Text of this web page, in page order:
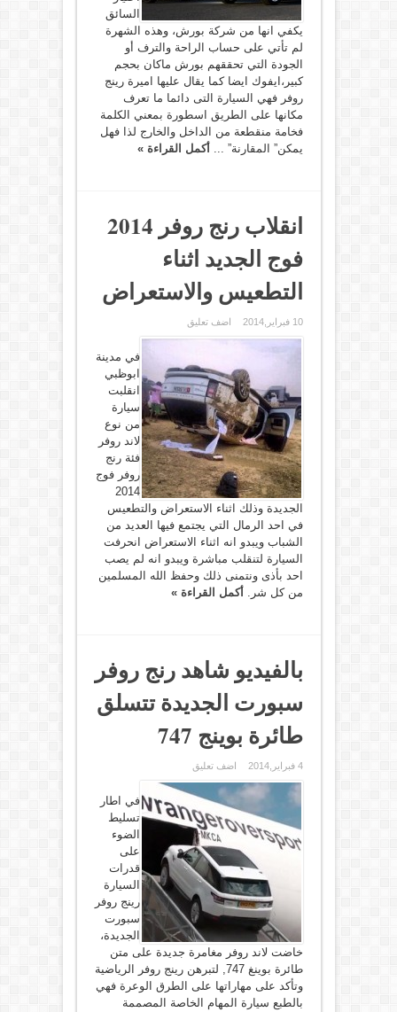
السائق
يكفي انها من شركة بورش، وهذه الشهرة
لم تأتي على حساب الراحة والترف أو
الجودة التي تحققهم بورش ماكان بحجم
كبير،ايفوك ايضا كما يقال عليها اميرة رينج
روفر فهي السيارة التى دائما ما تعرف
مكانها على الطريق اسطورة بمعني الكلمة
فخامة منقطعة من الداخل والخارج لذا فهل
يمكن” المقارنة” ... أكمل القراءة »
انقلاب رنج روفر 2014
فوج الجديد اثناء
التطعيس والاستعراض
10 فبراير,2014 اضف تعليق
في مدينة
ابوظبي
انقلبت
سيارة
من نوع
لاند روفر
فئة رنج
روفر فوج
2014
الجديدة وذلك اثناء الاستعراض والتطعيس
في احد الرمال التي يجتمع فيها العديد من
الشباب ويبدو انه اثناء الاستعراض انحرفت
السيارة لتنقلب مباشرة ويبدو انه لم يصب
احد بأذى ونتمنى ذلك وحفظ الله المسلمين
من كل شر. أكمل القراءة »
بالفيديو شاهد رنج روفر
سبورت الجديدة تتسلق
طائرة بوينج 747
4 فبراير,2014 اضف تعليق
في اطار
تسليط
الضوء
على
قدرات
السيارة
رينج روفر
سبورت
الجديدة،
خاضت لاند روفر مغامرة جديدة على متن
طائرة بوينغ 747, لتبرهن رينج روفر الرياضية
وتأكد على مهاراتها على الطرق الوعرة فهي
بالطبع سيارة المهام الخاصة المصممة